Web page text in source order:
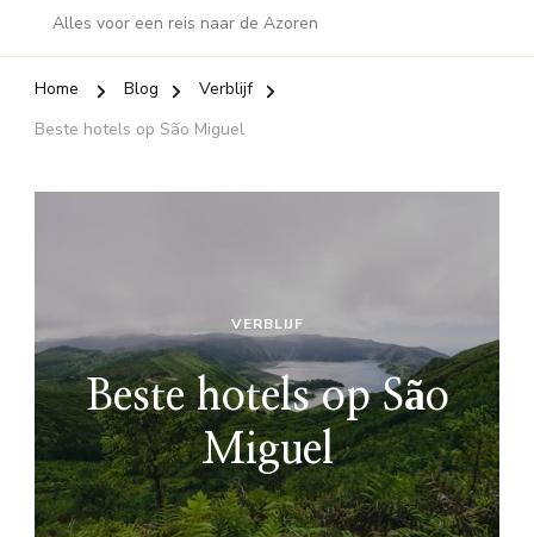
Alles voor een reis naar de Azoren
Home Blog
Verblijf
Beste hotels op São Miguel
VERBLIJF
Beste hotels op São
Miguel